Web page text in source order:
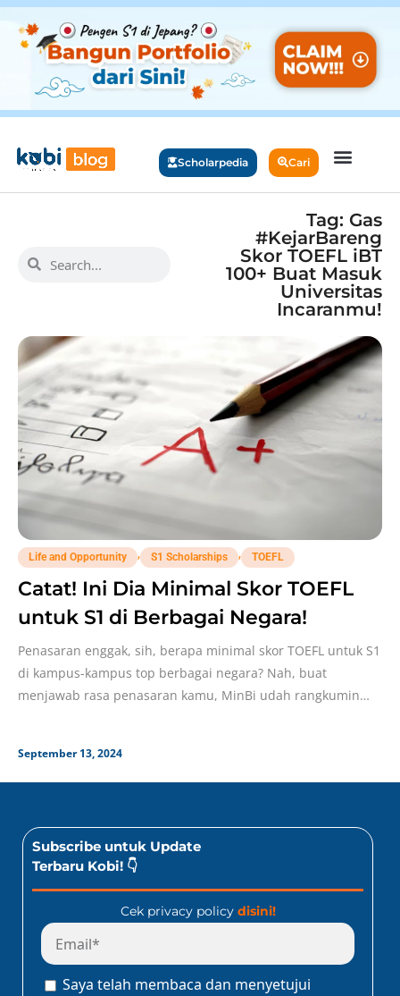
Scholarpedia Cari
Tag: Gas
#KejarBareng
Skor TOEFL iBT
100+ Buat Masuk
Universitas
Incaranmu!
Life and Opportunity , S1 Scholarships , TOEFL
Catat! Ini Dia Minimal Skor TOEFL
untuk S1 di Berbagai Negara!
Penasaran enggak, sih, berapa minimal skor TOEFL untuk S1
di kampus-kampus top berbagai negara? Nah, buat
menjawab rasa penasaran kamu, MinBi udah rangkumin
September 13, 2024
Subscribe untuk Update
Terbaru Kobi! 👇
Cek privacy policy disini!
Saya telah membaca dan menyetujui